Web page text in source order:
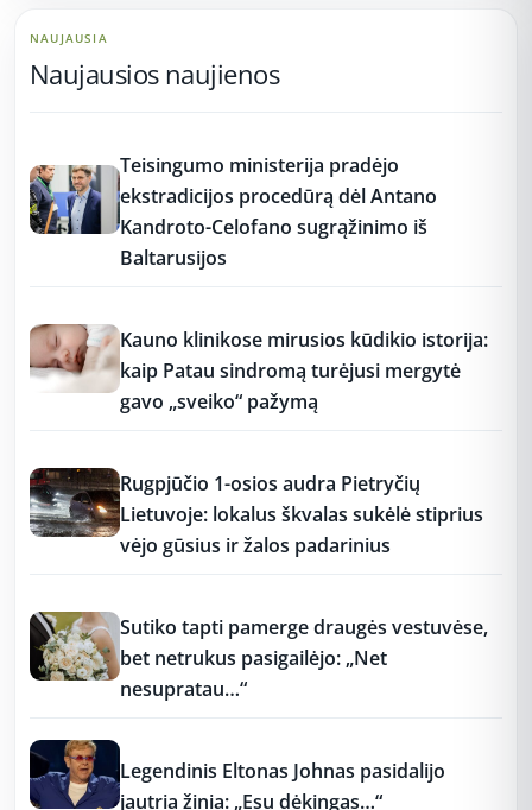
NAUJAUSIA
Naujausios naujienos
Teisingumo ministerija pradėjo
ekstradicijos procedūrą dėl Antano
Kandroto-Celofano sugrąžinimo iš
Baltarusijos
Kauno klinikose mirusios kūdikio istorija:
kaip Patau sindromą turėjusi mergytė
gavo „sveiko“ pažymą
Rugpjūčio 1-osios audra Pietryčių
Lietuvoje: lokalus škvalas sukėlė stiprius
vėjo gūsius ir žalos padarinius
Sutiko tapti pamerge draugės vestuvėse,
bet netrukus pasigailėjo: „Net
nesupratau…“
Legendinis Eltonas Johnas pasidalijo
jautria žinia: „Esu dėkingas…“